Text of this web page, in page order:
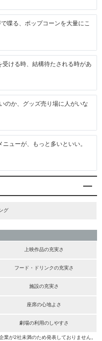
喋る、ポップコーンを大量にこ
ける時、結構待たされる時があ
のか、グッズ売り場に人がいな
ューが、もっと多いといい。
グ
上映作品の充実さ
フード・ドリンクの充実さ
施設の充実さ
座席の心地よさ
劇場の利用のしやすさ
が2社未満のため発表しておりません。